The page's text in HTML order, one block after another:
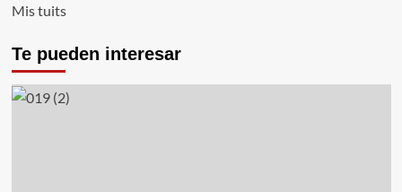
Mis tuits
Te pueden interesar